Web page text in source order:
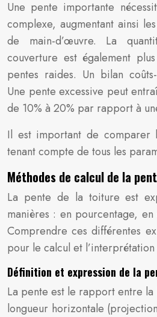
Une pente importante
complexe, augmentant ainsi
de main-d’œuvre. La
couverture est également
pentes raides. Un bilan
Une pente excessive peut
de 10% à 20% par rapport à
Il est important de comparer
tenant compte de tous les
Méthodes de calcul de la
La pente de la toiture est
manières : en pourcentage,
Comprendre ces différentes
pour le calcul et l’interprétation
Définition et expression de la
La pente est le rapport entre la
longueur horizontale